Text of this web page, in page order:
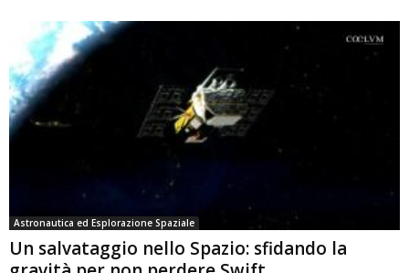
Astronautica ed Esplorazione Spaziale
Un salvataggio nello Spazio: sfidando la